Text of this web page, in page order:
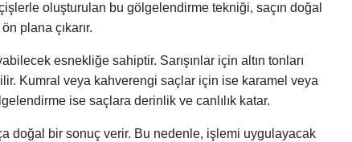
oluşturulan bu gölgelendirme tekniği, saçın doğal
plana çıkarır.
esnekliğe sahiptir. Sarışınlar için altın tonları
Kumral veya kahverengi saçlar için ise karamel veya
ise saçlara derinlik ve canlılık katar.
doğal bir sonuç verir. Bu nedenle, işlemi uygulayacak